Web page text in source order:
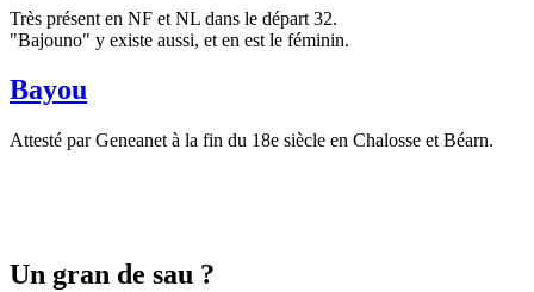
Très présent en NF et NL dans le départ 32.
"Bajouno" y existe aussi, et en est le féminin.
Bayou
Attesté par Geneanet à la fin du 18e siècle en Chalosse et Béarn.
Un gran de sau ?